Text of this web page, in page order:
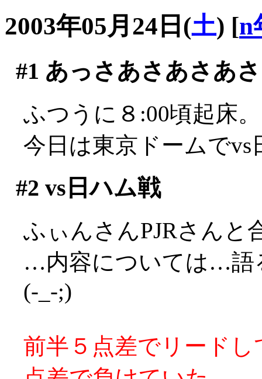
2003年05月24日(土) [n
#1 あっさあさあさあ
ふつうに８:00頃起床。
今日は東京ドームで
#2 vs日ハム戦
ふぃんさんPJRさんと
…内容については…語
(-_-;)
前半５点差でリード